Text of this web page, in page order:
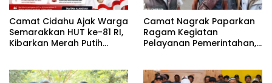
Camat Cidahu Ajak Warga
Semarakkan HUT ke-81 RI,
Kibarkan Merah Putih
Camat Nagrak Paparkan
Ragam Kegiatan
Pelayanan Pemerintahan,